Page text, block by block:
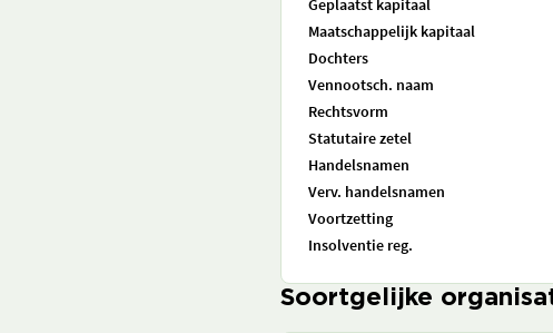
Geplaatst kapitaal
Maatschappelijk kapitaal
Dochters
Vennootsch. naam
Rechtsvorm
Statutaire zetel
Handelsnamen
Verv. handelsnamen
Voortzetting
Insolventie reg.
Soortgelijke